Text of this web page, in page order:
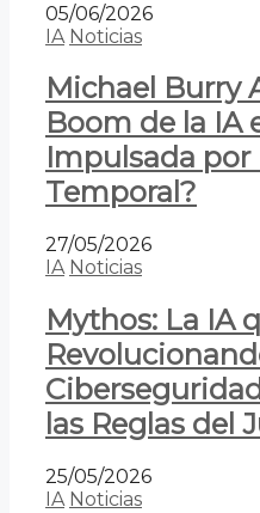
05/06/2026
IA Noticias
Michael Burry
Boom de la IA
Impulsada
Temporal?
27/05/2026
IA Noticias
Mythos: La IA
las Reglas del
25/05/2026
IA Noticias